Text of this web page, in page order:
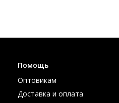
Помощь
Оптовикам
Доставка и оплата